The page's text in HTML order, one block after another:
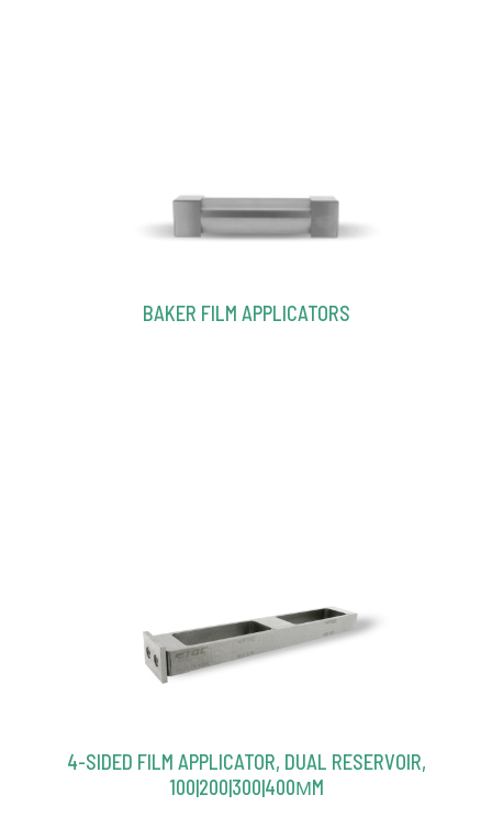
BAKER FILM APPLICATORS
4-SIDED FILM APPLICATOR, DUAL RESERVOIR,
100|200|300|400ΜM